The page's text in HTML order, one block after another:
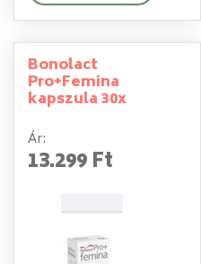
Bonolact
Pro+Femina
kapszula 30x
Ár:
13.299 Ft